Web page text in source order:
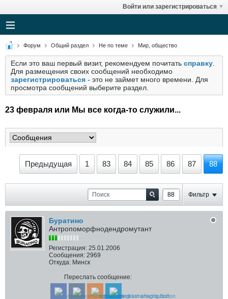
Войти или зарегистрироваться
Форум Общий раздел Не по теме Мир, общество
Если это ваш первый визит, рекомендуем почитать справку
Для размещения своих сообщений необходимо
зарегистрироваться - это не займет много времени. Для
просмотра сообщений выберите раздел.
23 февраля или Мы все когда-то служили...
Предыдущая 1 83 84 85 86 87 88
Фильтр
Буратино
Антропоморфнодендромутант
Регистрация: 25.01.2006
Сообщения: 2969
Откуда: Минск
Переслать сообщение: